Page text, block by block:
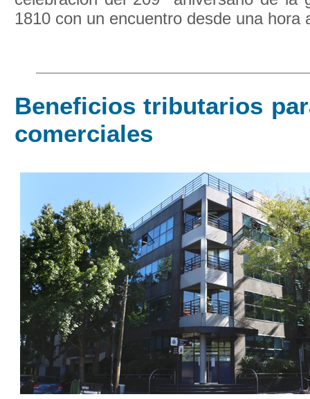
1810 con un encuentro desde una hora
Beneficios tributarios
comerciales